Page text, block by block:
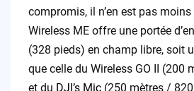
compromis, il n’en est pas
Wireless ME offre une portée
(328 pieds) en champ libre, soit
que celle du Wireless GO II (200
et du DJI’s Mic(250 mètres /